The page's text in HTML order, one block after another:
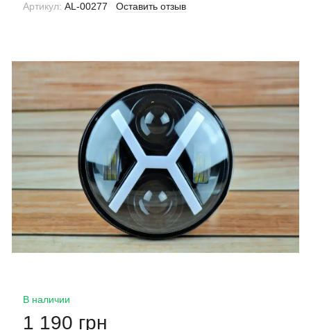
Артикул: AL-00277 Оставить отзыв
В наличии
1 190 грн